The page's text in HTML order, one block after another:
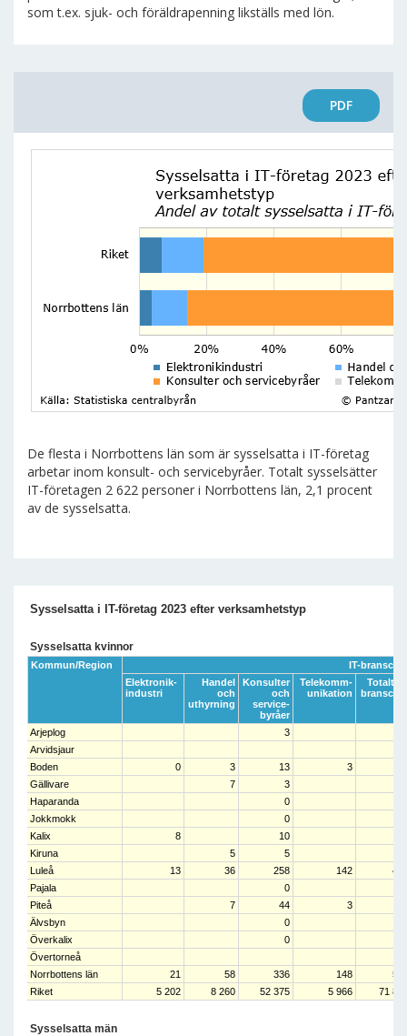
som t.ex. sjuk- och föräldrapenning likställs med lön.
PDF
De flesta i Norrbottens län som är sysselsatta i IT-företag
arbetar inom konsult- och servicebyråer. Totalt sysselsätter
IT-företagen 2 622 personer i Norrbottens län, 2,1 procent
av de sysselsatta.
Sysselsatta i IT-företag 2023 efter verksamhetstyp
Sysselsatta kvinnor
Kommun/Region
IT-
Elektronik-
industri
Handel
och
uthyrning
Konsulter
och
service-
byråer
Telekomm-
unikation
Totalt
Arjeplog 3
Arvidsjaur
Boden
0 3 13 3
Gällivare
7 3
Haparanda
0
Jokkmokk
0
Kalix
8 10
Kiruna
5 5
Luleå
13 36 258 142
Pajala
0
Piteå
7 44 3
Älvsbyn
0
Överkalix
0
Övertorneå
Norrbottens län
21 58 336 148
Riket
5 202 8 260 52 375 5 966 71
Sysselsatta män